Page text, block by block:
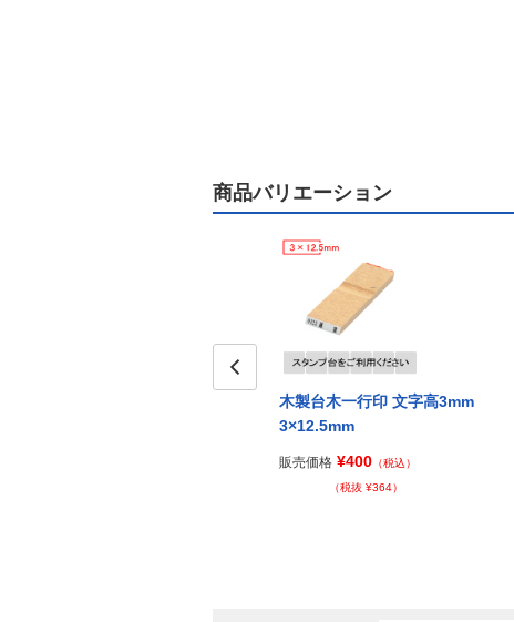
商品バリエーション
木製台木一行印 文字高3mm
3×12.5mm
販売価格 ¥400 （税込）
（税抜 ¥364）